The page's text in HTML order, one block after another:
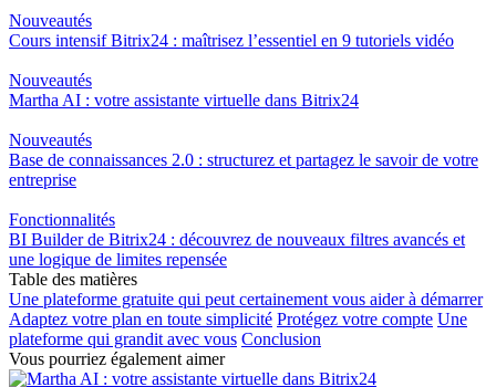
Nouveautés
Cours intensif Bitrix24 : maîtrisez l’essentiel en 9 tutoriels vidéo
Nouveautés
Martha AI : votre assistante virtuelle dans Bitrix24
Nouveautés
Base de connaissances 2.0 : structurez et partagez le savoir de votre
entreprise
Fonctionnalités
BI Builder de Bitrix24 : découvrez de nouveaux filtres avancés et
une logique de limites repensée
Table des matières
Une plateforme gratuite qui peut certainement vous aider à démarrer
Adaptez votre plan en toute simplicité Protégez votre compte Une
plateforme qui grandit avec vous Conclusion
Vous pourriez également aimer